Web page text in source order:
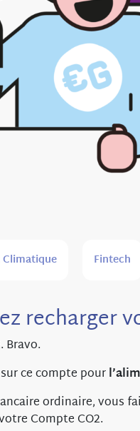
Fintech
recharger
Bravo.
ce compte pour
ordinaire, vous
Compte CO2.